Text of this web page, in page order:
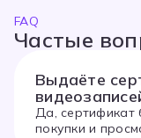
FAQ
Частые
Выдаёте
Да, сертификат
покупки и